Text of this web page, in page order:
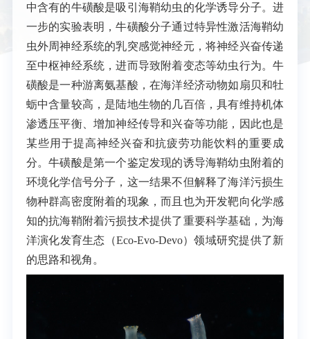
中含有的牛磺酸是吸引海鞘幼虫的化学诱导分子。进
一步的实验表明，牛磺酸分子通过特异性激活海鞘幼
虫外周神经系统的乳突感觉神经元，将神经兴奋传递
至中枢神经系统，进而导致附着变态等幼虫行为。牛
磺酸是一种游离氨基酸，在海洋经济动物如扇贝和牡
蛎中含量较高，是陆地生物的几百倍，具有维持机体
渗透压平衡、增加神经传导和兴奋等功能，因此也是
某些用于提高神经兴奋和抗疲劳功能饮料的重要成
分。牛磺酸是第一个鉴定发现的诱导海鞘幼虫附着的
环境化学信号分子，这一结果不但解释了海洋污损生
物种群高密度附着的现象，而且也为开发靶向化学感
知的抗海鞘附着污损技术提供了重要科学基础，为海
洋演化发育生态（Eco-Evo-Devo）领域研究提供了新
的思路和视角。